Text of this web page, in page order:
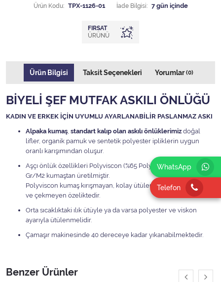
WhatsApp
Telefon
Ürün Kodu: TPX-1126-01 İade Bilgisi:
FIRSAT
ÜRÜNÜ
Ürün Bilgisi Taksit Seçenekleri Yorumlar(0)
BİYELİ ŞEF MUTFAK ASKILI ÖNLÜĞÜ
KADIN VE ERKEK İÇİN UYUMLU AYARLANABİLİR PASLANMAZ ASKI
Alpaka kumaş, standart kalıp olan askılı önlüklerimiz doğal
lifler, organik pamuk ve sentetik polyester ipliklerin uygun
oranlı karışımından oluşur.
Aşçı önlük özellikleri Polyviscon (%65 Polyester %35 Viscon) 185
Gr/M2 kumaştan üretilmiştir.
Polyviscon kumaş kırışmayan, kolay ütülenen, leke tutmayan
ve çekmeyen özeliktedir.
Orta sıcaklıktaki ılık ütüyle ya da varsa polyester ve viskon
ayarıyla ütülenmelidir.
Çamaşır makinesinde 40 dereceye kadar yıkanabilmektedir.
Benzer Ürünler